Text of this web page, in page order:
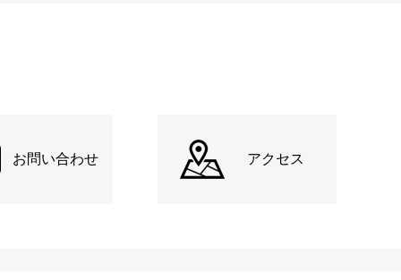
お問い合わせ アクセス